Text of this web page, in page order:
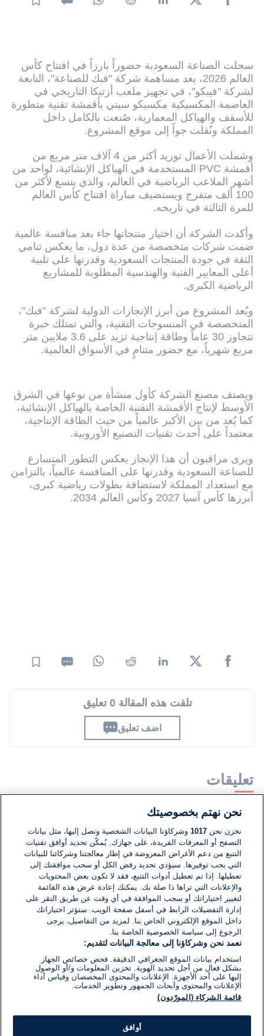
سجلت الصناعة السعودية حضوراً بارزاً في افتتاح كأس
العالم 2026، بعد مساهمة شركة "فبك للصناعة"، التابعة
لشركة "فيبكو"، في تجهيز ملعب أزتيكا التاريخي في
العاصمة المكسيكية مكسيكو سيتي بأقمشة تقنية متطورة
للأسقف والهياكل المعمارية، صُنعت بالكامل داخل
المملكة ونُقلت جواً إلى موقع المشروع.
وشملت الأعمال توريد أكثر من 4 آلاف متر مربع من
أقمشة PVC المستخدمة في الهياكل الإنشائية، لواحد من
أشهر الملاعب الرياضية في العالم، والذي يتسع لأكثر من
100 ألف متفرج ويستضيف مباراة افتتاح كأس العالم
للمرة الثالثة في تاريخه.
وأكدت الشركة أن اختيار منتجاتها جاء بعد منافسة عالمية
ضمت شركات متخصصة من عدة دول، ما يعكس تنامي
الثقة في جودة المنتجات السعودية وقدرتها على تلبية
أعلى المعايير الفنية والهندسية المطلوبة للمشاريع
الرياضية الكبرى.
ويُعد المشروع من أبرز الإنجازات الدولية لشركة "فبك"،
المتخصصة في المنسوجات التقنية، والتي تمتلك خبرة
تتجاوز 30 عاماً وطاقة إنتاجية تزيد على 3.6 ملايين متر
مربع شهرياً، مع حضور متنامٍ في الأسواق العالمية.
ويصنف مصنع الشركة كأول منشأة من نوعها في الشرق
الأوسط لإنتاج الأقمشة التقنية الخاصة بالهياكل الإنشائية،
كما يُعد من بين الأكبر عالمياً من حيث الطاقة الإنتاجية،
معتمداً على أحدث تقنيات التصنيع الأوروبية.
ويرى مراقبون أن هذا الإنجاز يعكس التطور المتسارع
للصناعة السعودية وقدرتها على المنافسة عالمياً، بالتزامن
مع استعداد المملكة لاستضافة بطولات رياضية كبرى،
أبرزها كأس آسيا 2027 وكأس العالم 2034.
تلقت هذه المقالة 0 تعليق
اضف تعليق
تعليقات
لا توجد تعليقات مكتوبة حتى الآن. كن الأول!
اكتب تعليقًا جديدًا ...
نحن نهتم بخصوصيتك
نخزن نحن1017 وشركاؤنا البيانات الشخصية ونصل إليها، مثل بيانات
التصفح أو المعرفات الفريدة، على جهازك. يُمكّن تحديد أوافق تقنيات
التتبع من دعم الأغراض المعروضة في إطار معالجتنا وشركائنا للبيانات
التي يجب توفيرها. سيؤدي تحديد رفض الكل أو سحب موافقتك إلى
تعطيلها. إذا تم تعطيل أدوات التتبع، فقد لا تكون بعض المحتويات
والإعلانات التي تراها ذا صلة بك. يمكنك إعادة عرض هذه القائمة
لتغيير اختياراتك أو سحب الموافقة في أي وقت عن طريق النقر على
إدارة التفضيلات الرابط في أسفل صفحة الويب. ستؤثر اختياراتك
داخل الموقع الإلكتروني الخاص بنا. لمزيد من التفاصيل، يرجى
الرجوع إلى سياسة الخصوصية الخاصة بنا.
نعمد نحن وشركاؤنا إلى معالجة البيانات لتقديم:
استخدام بيانات الموقع الجغرافي الدقيقة. فحص خصائص الجهاز
بشكل فعال من أجل تحديد الهوية. تخزين المعلومات و/أو الوصول
إليها على أحد الأجهزة. الإعلانات والمحتوى المخصصان وقياس أداء
الإعلانات والمحتوى وأبحاث الجمهور وتطوير الخدمات.
قائمة الشركاء (المورّدون)
أوافق